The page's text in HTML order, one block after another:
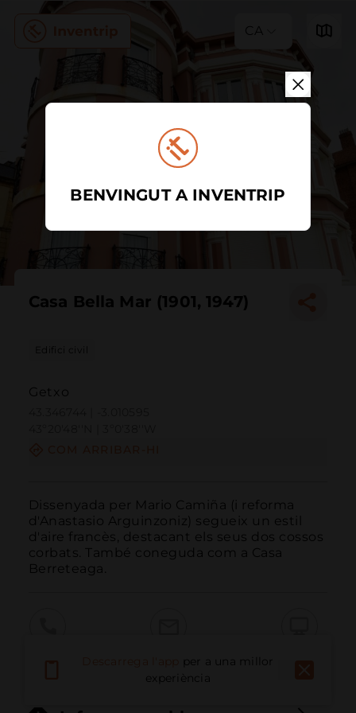
CA
Casa Bella Mar (1901, 1947)
Edifici civil
Getxo
Dissenyada per Mario Camiña (i reforma
d'Anastasio Arguinzoniz) segueix un estil
d'aire francès, destacant els seus dos cossos
corbats. També coneguda com a Casa
Berreteaga.
Emailper a una millor
experiència
BENVINGUT A INVENTRIP